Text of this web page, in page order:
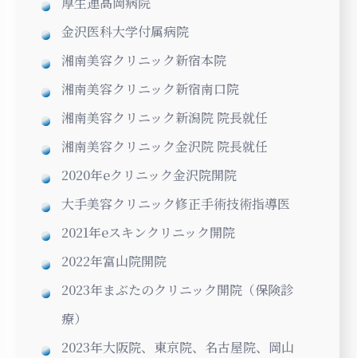
金沢医科大学付属病院
湘南美容クリニック新宿本院
湘南美容クリニック新宿南口院
湘南美容クリニック新潟院 院長就任
湘南美容クリニック金沢院 院長就任
2020年eクリニック金沢院開院
大手美容クリニック修正手術技術指導医
2021年eスキンクリニック開院
2022年富山院開院
2023年まぶたのクリニック開院（保険診
療）
2023年大阪院、東京院、名古屋院、岡山